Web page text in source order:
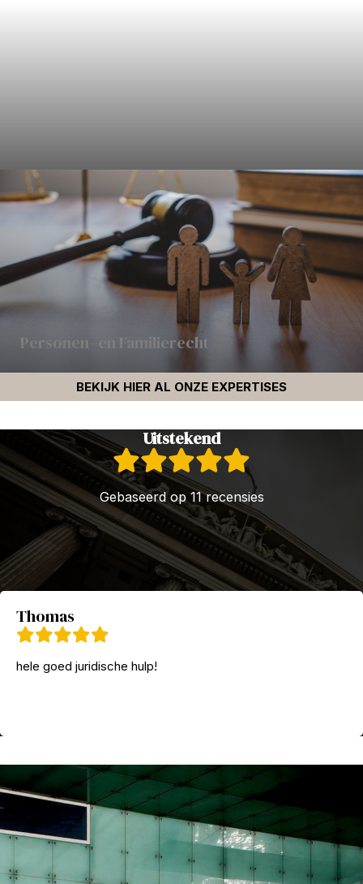
Personen- en Familierecht
BEKIJK HIER AL ONZE EXPERTISES
Uitstekend
Gebaseerd op 11 recensies
Thomas
hele goed juridische hulp!